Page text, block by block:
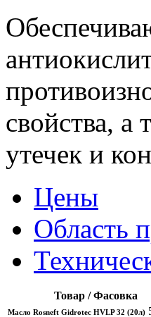
свойства, а
утечек и
Цены
Область
Товар / Фасовка
Масло Rosneft Gidrotec HVLP 32 (20л)